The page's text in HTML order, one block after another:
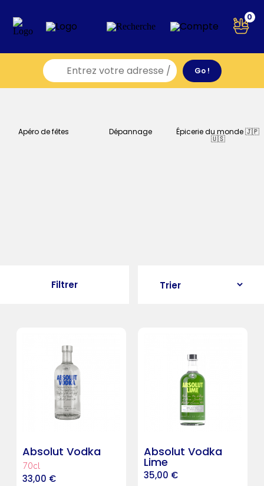
0
Apéro de fêtes Dépannage Épicerie du monde 🇯🇵
🇺🇸
Filtrer
Absolut Vodka
70cl
33,00 €
Absolut Vodka
Lime
35,00 €